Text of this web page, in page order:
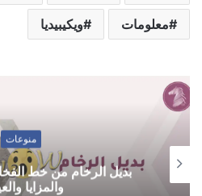
معلومات ويكيبيديا
منوعات
بديل الرخام من خط
والمزايا